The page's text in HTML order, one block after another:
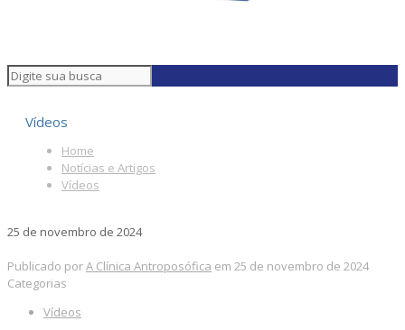
Vídeos
Home
Notícias e Artigos
Vídeos
25 de novembro de 2024
Publicado porA Clínica Antroposófica em 25 de novembro de 2024
Categorias
Vídeos